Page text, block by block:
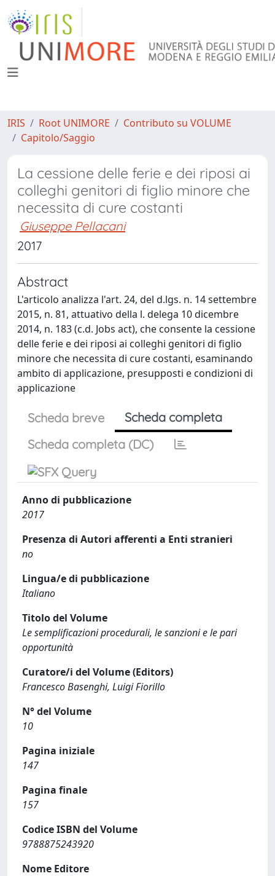
IRIS Root UNIMORE
Contributo su VOLUME
Capitolo/Saggio
La cessione delle ferie e dei riposi ai
colleghi genitori di figlio minore che
necessita di cure costanti
Giuseppe Pellacani
2017
Abstract
L'articolo analizza l'art. 24, del d.lgs. n. 14 settembre
2015, n. 81, attuativo della l. delega 10 dicembre
2014, n. 183 (c.d. Jobs act), che consente la cessione
delle ferie e dei riposi ai colleghi genitori di figlio
minore che necessita di cure costanti, esaminando
ambito di applicazione, presupposti e condizioni di
applicazione
Scheda breve
Scheda completa
Scheda completa (DC)
Anno di pubblicazione
2017
Presenza di Autori afferenti a Enti stranieri
no
Lingua/e di pubblicazione
Italiano
Titolo del Volume
Le semplificazioni procedurali, le sanzioni e le pari
opportunità
Curatore/i del Volume (Editors)
Francesco Basenghi, Luigi Fiorillo
N° del Volume
10
Pagina iniziale
147
Pagina finale
157
Codice ISBN del Volume
9788875243920
Nome Editore